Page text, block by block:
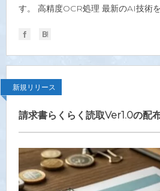
す。 高精度OCR処理 最新のAI技術
新規リリース
請求書らくらく読取Ver1.0の配